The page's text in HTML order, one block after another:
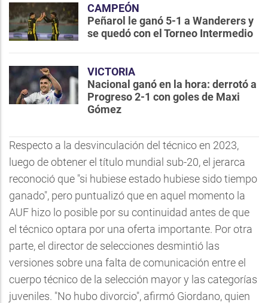
CAMPEÓN
Peñarol le ganó 5-1 a Wanderers y
se quedó con el Torneo Intermedio
VICTORIA
Nacional ganó en la hora: derrotó a
Progreso 2-1 con goles de Maxi
Gómez
Respecto a la desvinculación del técnico en 2023,
luego de obtener el título mundial sub-20, el jerarca
reconoció que "si hubiese estado hubiese sido tiempo
ganado", pero puntualizó que en aquel momento la
AUF hizo lo posible por su continuidad antes de que
el técnico optara por una oferta importante. Por otra
parte, el director de selecciones desmintió las
versiones sobre una falta de comunicación entre el
cuerpo técnico de la selección mayor y las categorías
juveniles. "No hubo divorcio", afirmó Giordano, quien